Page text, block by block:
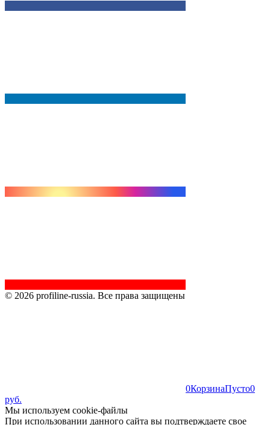
© 2026 profiline-russia. Все права защищены
0КорзинаПусто0
руб.
Мы используем cookie-файлы
При использовании данного сайта вы подтверждаете свое